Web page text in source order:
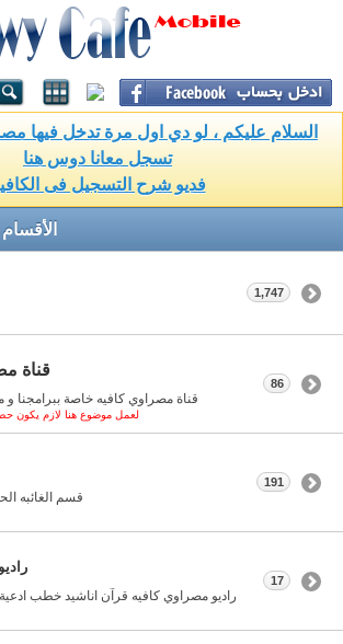
السلام عليكم ، لو دي اول مرة تدخل فيها
تسجل معانا دوس هنا
فديو شرح التسجيل فى
1,747
قناة
قناة مصراوي كافيه خاصة ببرامجنا و
لعمل موضوع هنا لازم يكون
86
قسم الغائبه
191
راديو مصراوي كافيه قرآن اناشيد خطب
17